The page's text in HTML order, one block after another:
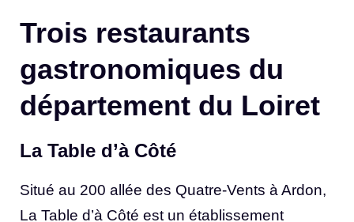
Trois restaurants
gastronomiques du
département du Loiret
La Table d’à Côté
Situé au 200 allée des Quatre-Vents à Ardon,
La Table d’à Côté est un établissement